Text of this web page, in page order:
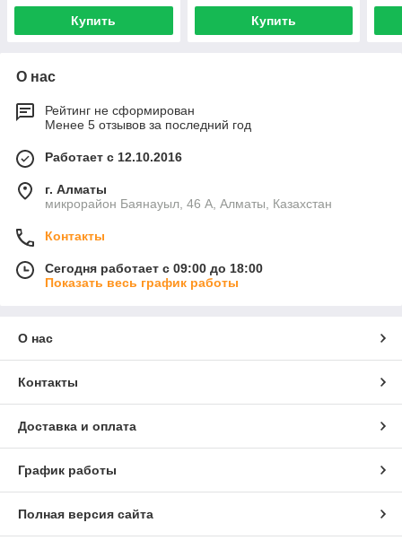
Купить Купить
О нас
Рейтинг не сформирован
Менее 5 отзывов за последний год
Работает с 12.10.2016
г. Алматы
микрорайон Баянауыл, 46 А, Алматы, Казахстан
Контакты
Сегодня работает с 09:00 до 18:00
Показать весь график работы
О нас
Контакты
Доставка и оплата
График работы
Полная версия сайта